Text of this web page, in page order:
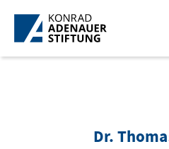
Skip to Main Content
Dr.